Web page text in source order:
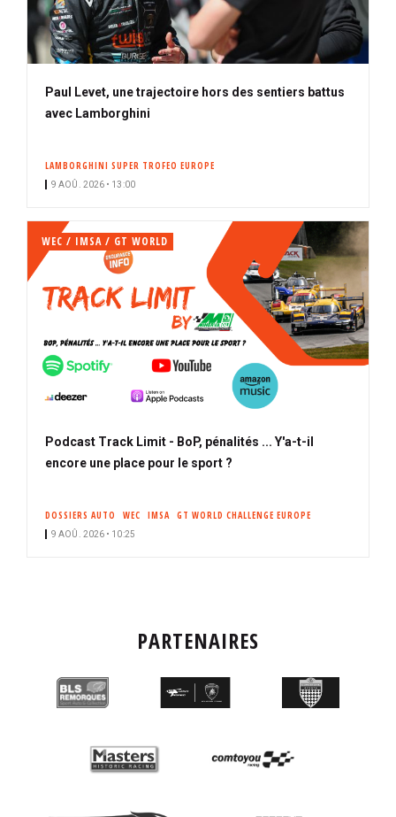
Paul Levet, une trajectoire hors des sentiers battus
avec Lamborghini
LAMBORGHINI SUPER TROFEO EUROPE
9 AOÛ. 2026 • 13:00
WEC / IMSA / GT WORLD
Podcast Track Limit - BoP, pénalités ... Y'a-t-il
encore une place pour le sport ?
DOSSIERS AUTO WEC IMSA GT WORLD CHALLENGE EUROPE
9 AOÛ. 2026 • 10:25
PARTENAIRES